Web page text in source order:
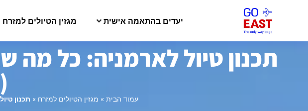
יעדים בהתאמה אישית מגזין הטיולים למזרח
תכנון טיול לארמניה: כל
(2026)
עמוד הבית » מגזין הטיולים למזרח » תכנון